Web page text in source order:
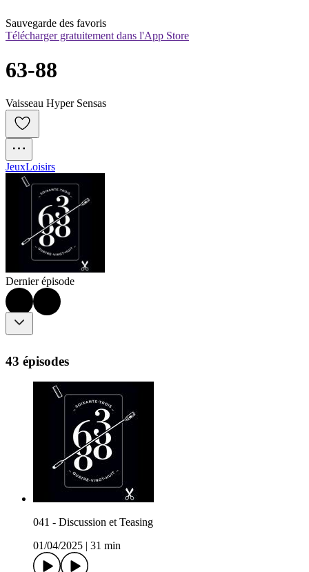
Sauvegarde des favoris
Télécharger gratuitement dans l'App Store
63-88
Vaisseau Hyper Sensas
JeuxLoisirs
Dernier épisode
43 épisodes
041 - Discussion et Teasing
01/04/2025
31 min